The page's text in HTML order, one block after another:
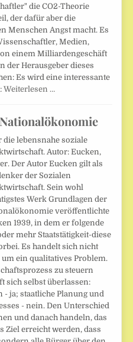
die CO2-Theorie
der dafür aber die
Menschen Angst macht. Es
Medien,
einem Milliardengeschäft
der Herausgeber dieses
Es wird eine interessante
Weiterlesen …
die lebensnahe soziale
Autor: Eucken,
Der Autor Eucken gilt als
der Sozialen
Sein wohl
Werk Grundlagen der
veröffentlichte
1939, in dem er folgende
mehr Staatstätigkeit-diese
Es handelt sich nicht
ein qualitatives Problem.
zu steuern
sich selbst überlassen:
- ja; staatliche Planung und
- nein. Den Unterschied
und danach handeln, das
Ziel erreicht werden, dass